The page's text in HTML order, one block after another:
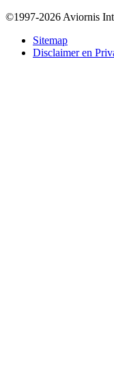
Bottom
©1997-2026 Aviornis
Sitemap
Disclaimer en